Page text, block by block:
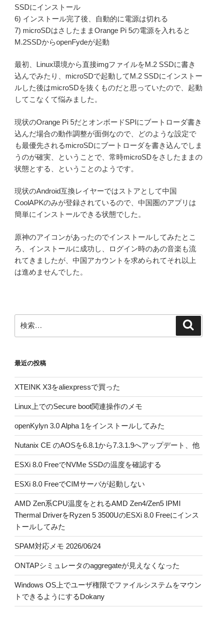
SSDにインストール
6) インストール完了後、自動的に電源は切れる
7) microSDはさしたままOrange Pi 5の電源を入れると
M.2SSDからopenFydeが起動
最初、Linux環境から直接imgファイルをM.2 SSDに書き
込んでみたり、microSDで起動してM.2 SSDにインストー
ルした後はmicroSDを抜くものだと思っていたので、起動
してこなくて悩みました。
現状のOrange Pi 5だとオンボードSPIにブートローダ書き
込んだ場合の動作調整が面倒なので、どのような設定で
も最優先されるmicroSDにブートローダを書き込んでしま
うのが確実、ということで、常時microSDをさしたままの
状態とする、ということのようです。
現状のAndroid互換レイヤーではストアとして中国
CoolAPKのみが登録されているので、中国圏のアプリは
簡単にインストールできる状態でした。
原神のアイコンがあったのでインストールしてみたとこ
ろ、インストールに成功し、ログイン時のあの音楽も流
れてきましたが、中国アカウントを求められてそれ以上
は進めませんでした。
索:
最近の投稿
XTEINK X3をaliexpressで買った
Linux上でのSecure boot関連操作のメモ
openKylyn 3.0 Alpha 1をインストールしてみた
Nutanix CE のAOSを6.8.1から7.3.1.9へアップデート、他
ESXi 8.0 FreeでNVMe SSDの温度を確認する
ESXi 8.0 FreeでCIMサーバが起動しない
AMD Zen系CPU温度をとれるAMD Zen4/Zen5 IPMI
Thermal DriverをRyzen 5 3500UのESXi 8.0 Freeにインス
トールしてみた
SPAM対応メモ 2026/06/24
ONTAPシミュレータのaggregateが見えなくなった
Windows OS上でユーザ権限でファイルシステムをマウン
トできるようにするDokany